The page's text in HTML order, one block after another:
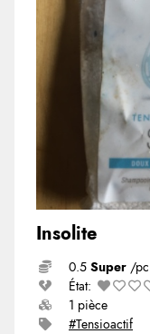
Insolite
0.5 Super /pc
État:
1 pièce
#Tensioactif